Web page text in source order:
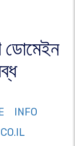
ডোমেইন
INFO
CO.IL